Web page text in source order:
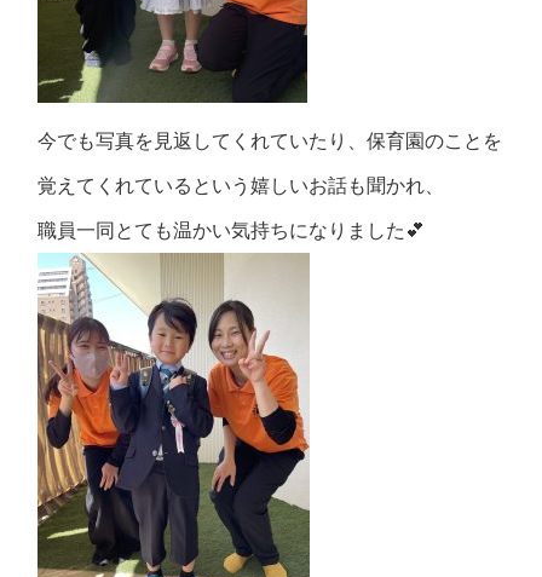
今でも写真を見返してくれていたり、保育園のことを
覚えてくれているという嬉しいお話も聞かれ、
職員一同とても温かい気持ちになりました💕